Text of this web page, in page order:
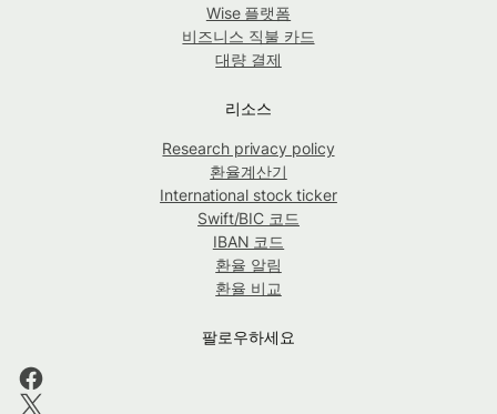
Wise 플랫폼
비즈니스 직불 카드
대량 결제
리소스
Research privacy policy
환율계산기
International stock ticker
Swift/BIC 코드
IBAN 코드
환율 알림
환율 비교
팔로우하세요